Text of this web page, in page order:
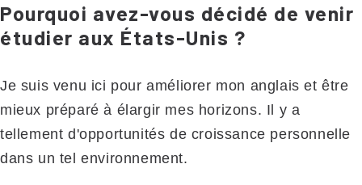
Pourquoi avez-vous décidé de venir
étudier aux États-Unis ?
Je suis venu ici pour améliorer mon anglais et être
mieux préparé à élargir mes horizons. Il y a
tellement d'opportunités de croissance personnelle
dans un tel environnement.